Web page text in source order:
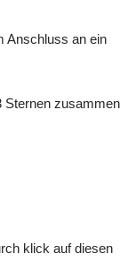
Anschluss an ein
Sternen zusammen
klick auf diesen